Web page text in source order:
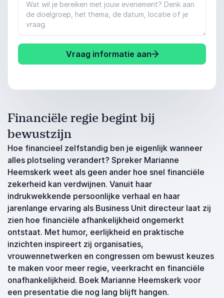
Vraag informatie aan
Financiële regie begint bij
bewustzijn
Hoe financieel zelfstandig ben je eigenlijk wanneer
alles plotseling verandert? Spreker Marianne
Heemskerk weet als geen ander hoe snel financiële
zekerheid kan verdwijnen. Vanuit haar
indrukwekkende persoonlijke verhaal en haar
jarenlange ervaring als Business Unit directeur laat zij
zien hoe financiële afhankelijkheid ongemerkt
ontstaat. Met humor, eerlijkheid en praktische
inzichten inspireert zij organisaties,
vrouwennetwerken en congressen om bewust keuzes
te maken voor meer regie, veerkracht en financiële
onafhankelijkheid. Boek Marianne Heemskerk voor
een presentatie die nog lang blijft hangen.